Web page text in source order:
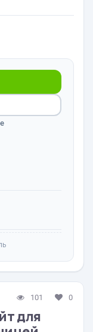
101 0
для